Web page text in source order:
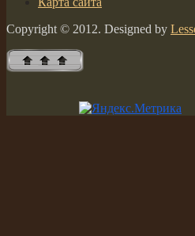
Copyright © 2012. Designed by